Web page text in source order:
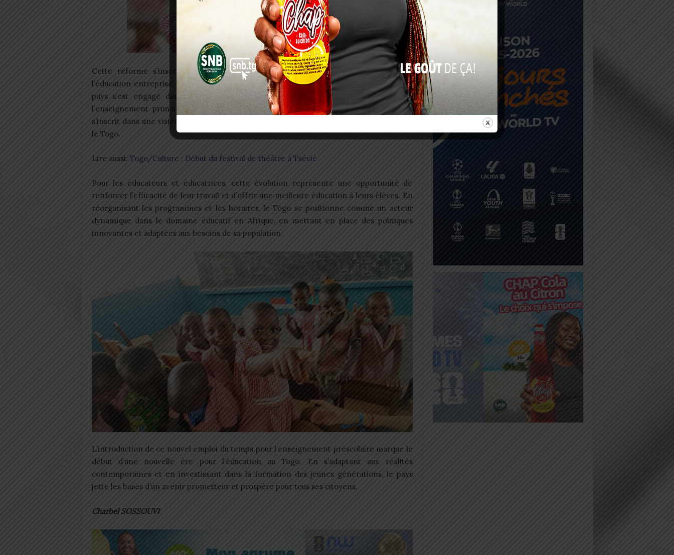
Cette réforme s’inscrit dans le cadre d’une vaste initiative de modernisation de
l’éducation entreprise par le gouvernement togolais depuis plus l’an 2014. En effet, le
pays s’est engagé dans une réforme curriculaire visant à améliorer la qualité de
l’enseignement primaire et préscolaire à travers tout le territoire. Cette démarche
s’inscrit dans une vision à long terme de
le Togo.
Lire aussi: Togo/Culture : Début du festival de théâtre à Tsévié
Pour les éducateurs et éducatrices, cette évolution représente une opportunité de
renforcer l’efficacité de leur travail et d’offrir une meilleure éducation à leurs élèves. En
réorganisant les programmes et les horaires, le Togo se positionne comme un acteur
dynamique dans le domaine éducatif en Afrique, en mettant en place des politiques
innovantes et adaptées aux besoins de sa population.
L’introduction de ce nouvel emploi du temps pour l’enseignement préscolaire marque le
début d’une nouvelle ère pour l’éducation au Togo. En s’adaptant aux réalités
contemporaines et en investissant dans la formation des jeunes générations, le pays
jette les bases d’un avenir prometteur et prospère pour tous ses citoyens.
Charbel SOSSOUVI